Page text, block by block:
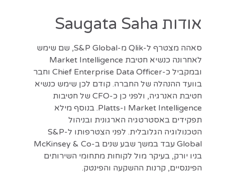
אודות Saugata Saha
סאהה מצטרף ל-Qlik מ-S&P Global, שם שימש
לאחרונה כנשיא חטיבת Market Intelligence
ובמקביל כ-Chief Enterprise Data Officer וחבר
בוועד ההנהלה של החברה. קודם לכן שימש כנשיא
חטיבת האנרגיה, ולפני כן כ-CFO של חטיבות
Market Intelligence ו-Platts. בנוסף מילא
תפקידים באסטרטגיה הארגונית ובניהול
הטכנולוגיה הגלובלית. לפני הצטרפותו ל-S&P
Global עבד במשך שבע שנים ב-McKinsey & Co
בניו יורק, בעיקר מול לקוחות מתחומי השירותים
הפיננסיים, קרנות ההשקעה והפינטק.